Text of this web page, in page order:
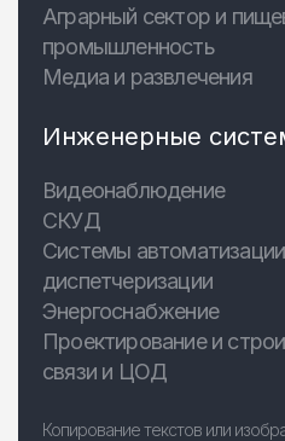
Аграрный сектор и
промышленность
Медиа и развлечения
Инженерные
Видеонаблюдение
СКУД
Системы
диспетчеризации
Энергоснабжение
Проектирование и
связи и ЦОД
Копирование текстов или